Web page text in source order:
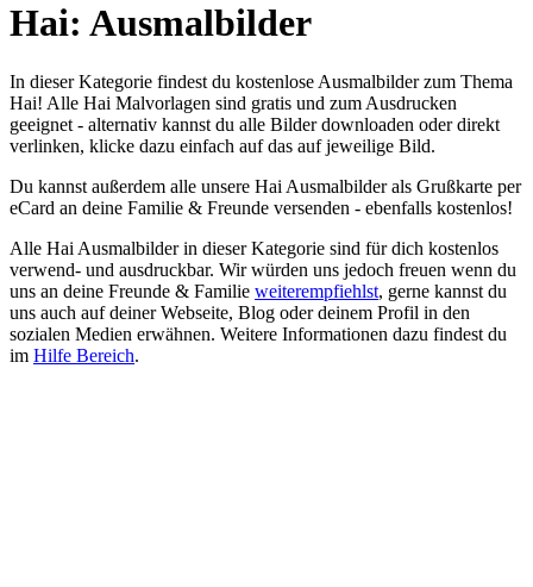
Hai: Ausmalbilder
In dieser Kategorie findest du kostenlose Ausmalbilder zum Thema
Hai! Alle Hai Malvorlagen sind gratis und zum Ausdrucken
geeignet - alternativ kannst du alle Bilder downloaden oder direkt
verlinken, klicke dazu einfach auf das auf jeweilige Bild.
Du kannst außerdem alle unsere Hai Ausmalbilder als Grußkarte per
eCard an deine Familie & Freunde versenden - ebenfalls kostenlos!
Alle Hai Ausmalbilder in dieser Kategorie sind für dich kostenlos
verwend- und ausdruckbar. Wir würden uns jedoch freuen wenn du
uns an deine Freunde & Familie weiterempfiehlst, gerne kannst du
uns auch auf deiner Webseite, Blog oder deinem Profil in den
sozialen Medien erwähnen. Weitere Informationen dazu findest du
im Hilfe Bereich.